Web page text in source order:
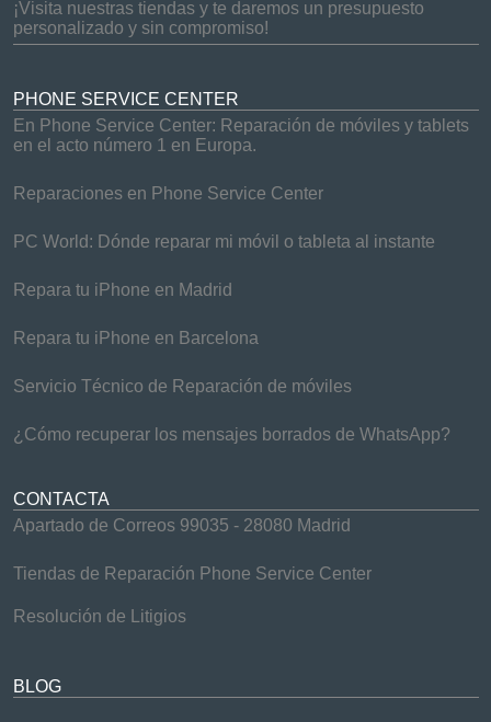
¡Visita nuestras tiendas y te daremos un presupuesto
personalizado y sin compromiso!
PHONE SERVICE CENTER
En Phone Service Center: Reparación de móviles y tablets
en el acto número 1 en Europa.
Reparaciones en Phone Service Center
PC World: Dónde reparar mi móvil o tableta al instante
Repara tu iPhone en Madrid
Repara tu iPhone en Barcelona
Servicio Técnico de Reparación de móviles
¿Cómo recuperar los mensajes borrados de WhatsApp?
CONTACTA
Apartado de Correos 99035 - 28080 Madrid
Tiendas de Reparación Phone Service Center
Resolución de Litigios
BLOG